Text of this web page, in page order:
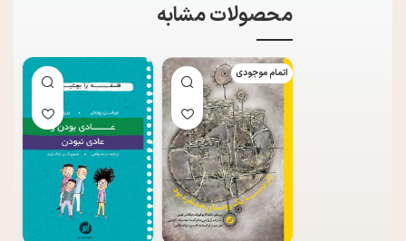
محصولات مشابه
اتمام موجودی